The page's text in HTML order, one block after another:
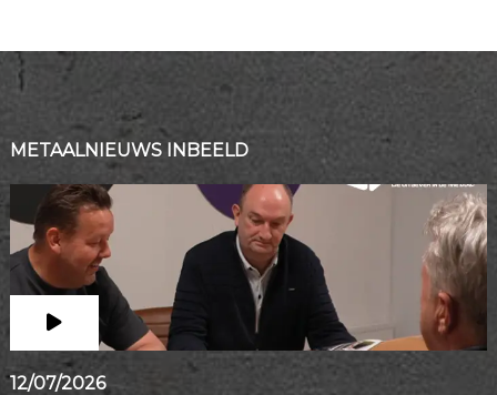
METAALNIEUWS INBEELD
12/07/2026